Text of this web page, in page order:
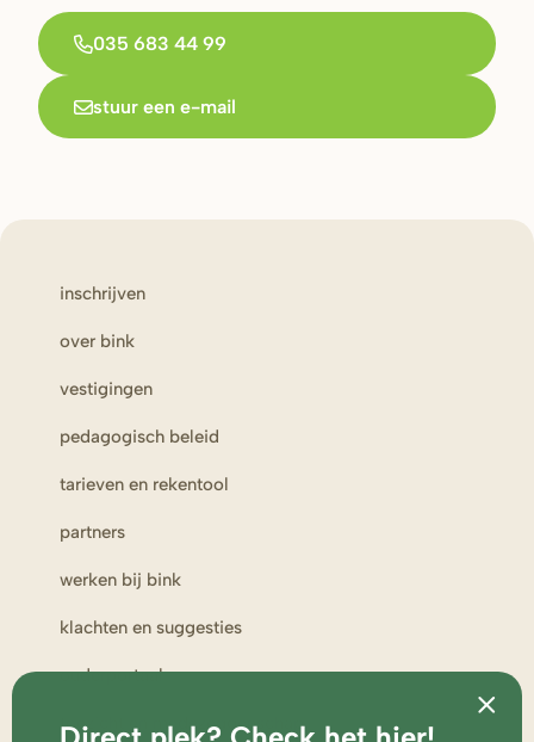
035 683 44 99
stuur een e-mail
inschrijven
over bink
vestigingen
pedagogisch beleid
tarieven en rekentool
partners
werken bij bink
klachten en suggesties
ouderportaal
toezicht en medezeggenschap